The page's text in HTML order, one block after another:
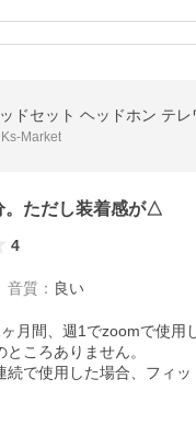
ドセット ヘッドホン テ
Ks-Market
。ただし装着感が△
4
音質 ： 良い
月間、週1でzoomで使用
ところありません。
続で使用した場合、フィ